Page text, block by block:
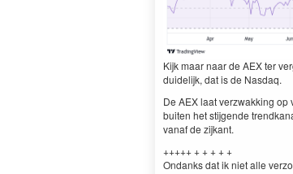
Kijk maar naar de AEXter
duidelijk, dat is de Nasdaq.
De AEXlaat verzwakking op
buiten het sti­j­gende
vanaf de zijkant.
+++++ + + + + +
Ondanks dat ik niet alle